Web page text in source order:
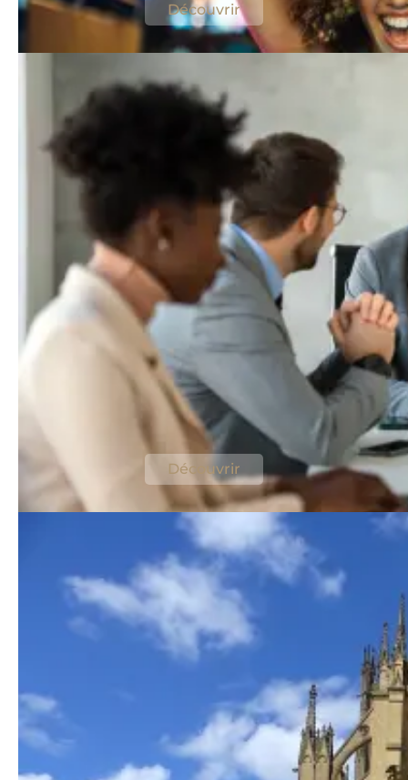
Découvrir
Séjour d’affaires à Metz :
pourquoi le Technopole est le
hub idéal pour vos
déplacements professionnels
Un emplacement privilégié à Metz
Découvrir